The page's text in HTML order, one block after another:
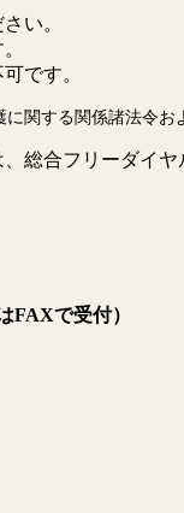
い。
です。
関する関係諸法令
総合フリーダイヤ
FAXで受付）